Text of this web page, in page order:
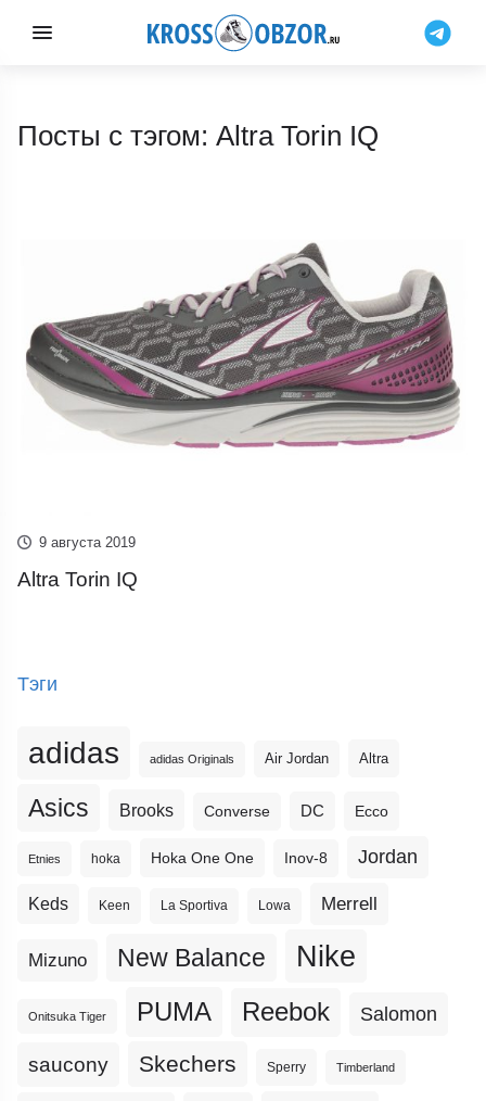
Посты с тэгом: Altra Torin IQ
9 августа 2019
Altra Torin IQ
Тэги
adidas adidas Originals Air Jordan Altra
Asics Brooks Converse DC Ecco
Etnies hoka Hoka One One Inov-8 Jordan
Keds Keen La Sportiva Lowa Merrell
Mizuno New Balance Nike
Onitsuka Tiger PUMA Reebok Salomon
saucony Skechers Sperry Timberland